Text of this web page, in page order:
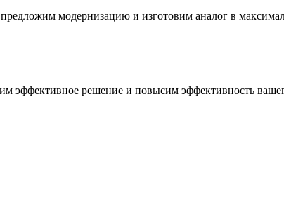
модернизацию и изготовим аналог в
эффективное решение и повысим эффективность